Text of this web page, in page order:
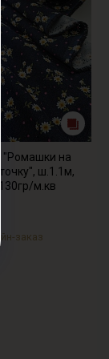
"Ромашки на
ш.1.1м,
м.кв
заказ